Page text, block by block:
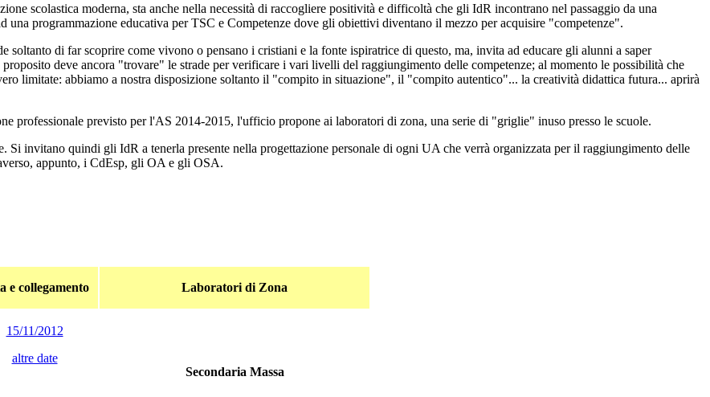
scolastica moderna, sta anche nella necessità di raccogliere positività e difficoltà che gli IdR incontrano nel passaggio da una
programmazione educativa per TSC e Competenze dove gli obiettivi diventano il mezzo per acquisire "competenze".
di far scoprire come vivono o pensano i cristiani e la fonte ispiratrice di questo, ma, invita ad educare gli alunni a saper
deve ancora "trovare" le strade per verificare i vari livelli del raggiungimento delle competenze; al momento le possibilità che
limitate: abbiamo a nostra disposizione soltanto il "compito in situazione", il "compito autentico"... la creatività didattica futura... aprirà
professionale previsto per l'AS 2014-2015, l'ufficio propone ai laboratori di zona, una serie di "griglie" inuso presso le scuole.
invitano quindi gli IdR a tenerla presente nella progettazione personale di ogni UA che verrà organizzata per il raggiungimento delle
appunto, i CdEsp, gli OA e gli OSA.
e collegamento Laboratori di Zona
15/11/2012
altre date
Secondaria Massa